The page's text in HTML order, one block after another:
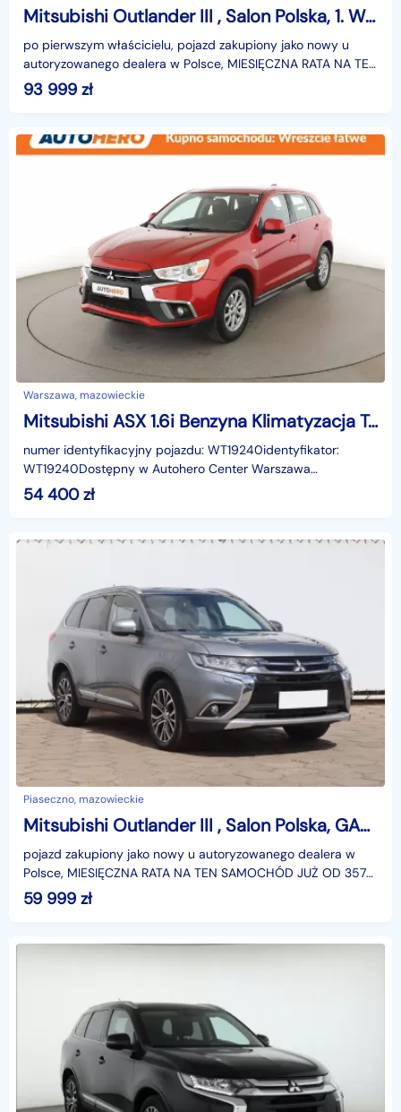
Mitsubishi Outlander III , Salon Polska, 1. Właściciel, Automat, Skóra, Klimatronic,
po pierwszym właścicielu, pojazd zakupiony jako nowy u
autoryzowanego dealera w Polsce, MIESIĘCZNA RATA NA TEN
SAMOCHÓD JUŻ OD 560 PLN*Podana w ogłoszeniu loka
93 999 zł
Warszawa, mazowieckie
Mitsubishi ASX 1.6i Benzyna Klimatyzacja Tempomat Elektryka Czujniki Parkowania
numer identyfikacyjny pojazdu: WT19240identyfikator:
WT19240Dostępny w Autohero Center Warszawa
MłocinyUWAGA!Jako jedyni w Polsce oferujemy możliwość
oględzin n
54 400zł
Piaseczno, mazowieckie
Mitsubishi Outlander III , Salon Polska, GAZ, Automat, 7 miejsc, Navi, Xenon,
pojazd zakupiony jako nowy u autoryzowanego dealera w
Polsce, MIESIĘCZNA RATA NA TEN SAMOCHÓD JUŻ OD 357
PLN*Podana w ogłoszeniu lokalizacja pojazdu jest aktua
59 999 zł